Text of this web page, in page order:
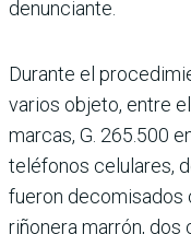
denunciante.
Durante el
varios objeto, entre
marcas, G. 265.500
teléfonos celulares,
fueron decomisados
riñonera marrón, dos